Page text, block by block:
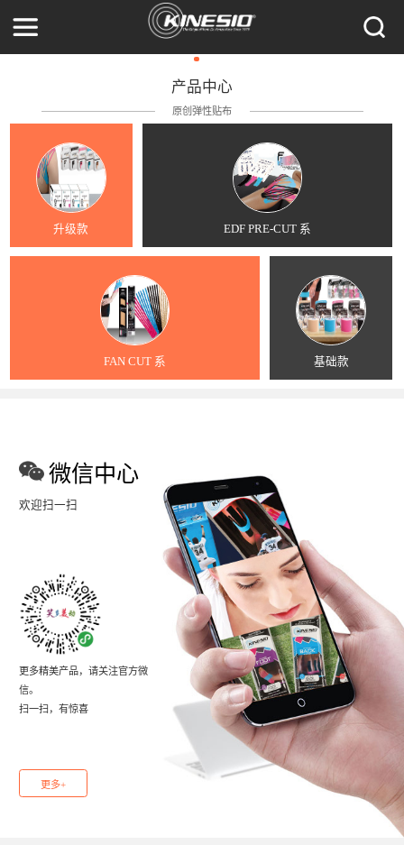
产品中心
原创弹性贴布
升级款 EDF PRE-CUT 系
FAN CUT 系 基础款
微信中心
欢迎扫一扫
更多精美产品，请关注官方微
信。
扫一扫，有惊喜
更多+